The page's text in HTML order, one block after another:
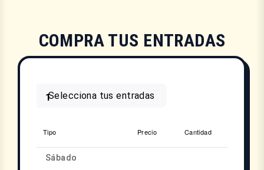
COMPRA TUS ENTRADAS
Selecciona tus entradas
1
Tipo Precio Cantidad
Sábado